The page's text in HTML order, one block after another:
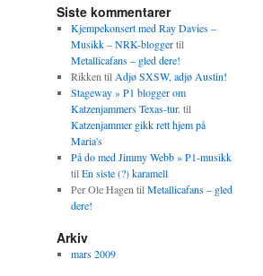
Siste kommentarer
Kjempekonsert med Ray Davies –
Musikk – NRK-bloggertil
Metallicafans – gled dere!
Rikken til Adjø SXSW, adjø Austin!
Stageway » P1 blogger om
Katzenjammers Texas-tur. til
Katzenjammer gikk rett hjem på
Maria's
På do med Jimmy Webb » P1-musikk
tilEn siste (?) karamell
Per Ole Hagen tilMetallicafans – gled
dere!
Arkiv
mars 2009